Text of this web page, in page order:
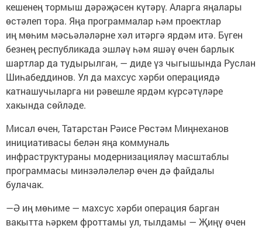
кешенең тормыш дәрәҗәсен күтәрү. Аларга яңалары
өстәлеп тора. Яңа программалар һәм проектлар
иң мөһим мәсьәләләрне хәл итәргә ярдәм итә. Бүген
безнең республикада эшләү һәм яшәү өчен барлык
шартлар да тудырылган, — диде үз чыгышында Руслан
Шиһабеддинов. Ул да махсус хәрби операциядә
катнашучыларга ни рәвешле ярдәм күрсәтүләре
хакында сөйләде.
Мисал өчен, Татарстан Рәисе Рөстәм Миңнеханов
инициативасы белән яңа коммуналь
инфраструктураны модернизацияләү масштаблы
программасы минзәләлеләр өчен дә файдалы
булачак.
—Ә иң мөһиме — махсус хәрби операция барган
вакытта һәркем фроттамы ул, тылдамы — Җиңү өчен